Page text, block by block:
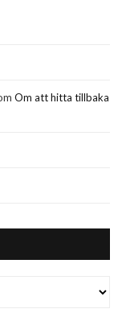
Om att hitta tillbaka